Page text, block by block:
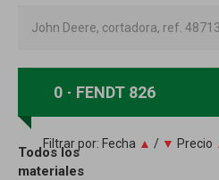
Todos los
materiales
0 FENDT 826
Filtrar por: Fecha ▲ / ▼ Precio